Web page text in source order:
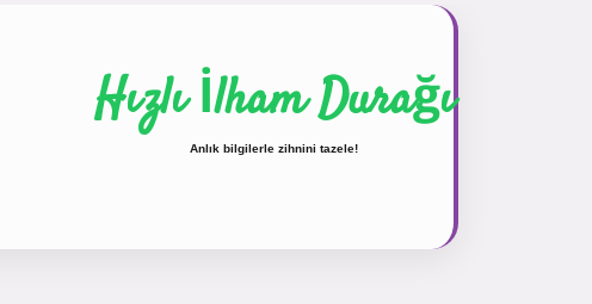
Hızlı İlham Durağı
Anlık bilgilerle zihnini tazele!